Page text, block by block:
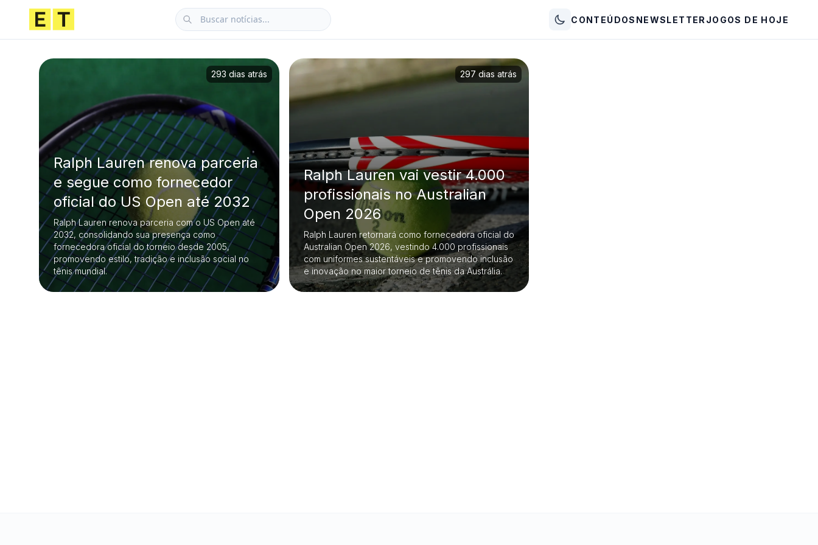
CONTEÚDOS NEWSLETTER JOGOS DE HOJE
Ralph Lauren renova parceria
e segue como fornecedor
oficial do US Open até 2032
Ralph Lauren renova parceria com o US Open até
2032, consolidando sua presença como
fornecedora oficial do torneio desde 2005,
promovendo estilo, tradição e inclusão social no
tênis mundial.
293 dias atrás
Ralph Lauren vai vestir 4.000
profissionais no Australian
Open 2026
Ralph Lauren retornará como fornecedora oficial do
Australian Open 2026, vestindo 4.000 profissionais
com uniformes sustentáveis e promovendo inclusão
e inovação no maior torneio de tênis da Austrália.
297 dias atrás